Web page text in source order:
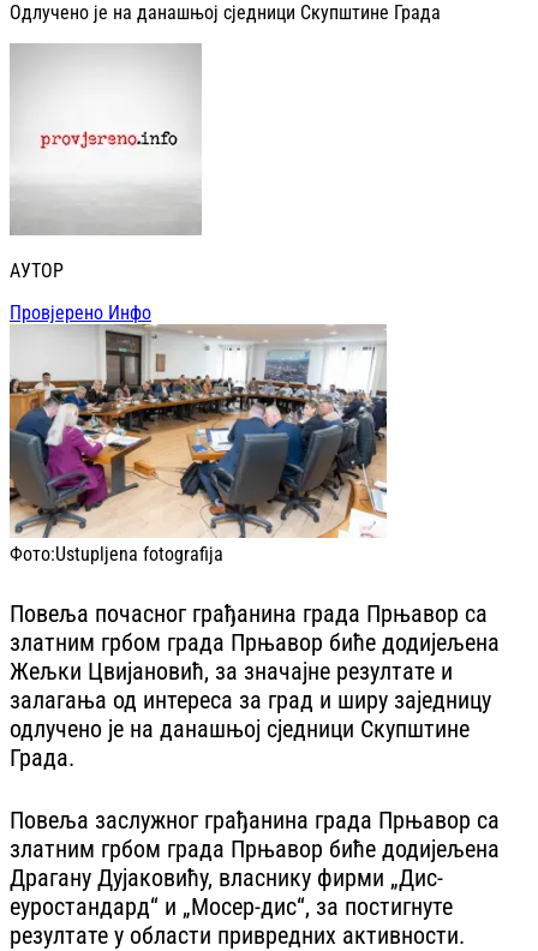
Одлучено је на данашњој сједници Скупштине Града
АУТОР
Провјерено Инфо
Фото:Ustupljena fotografija
Повеља почасног грађанина града Прњавор са
златним грбом града Прњавор биће додијељена
Жељки Цвијановић, за значајне резултате и
залагања од интереса за град и ширу заједницу
одлучено је на данашњој сједници Скупштине
Града.
Повеља заслужног грађанина града Прњавор са
златним грбом града Прњавор биће додијељена
Драгану Дујаковићу, власнику фирми „Дис-
еуростандард“ и „Мосер-дис“, за постигнуте
резултате у области привредних активности.